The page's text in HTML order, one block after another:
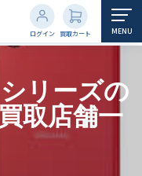
買取カート
ログイン MENU
リーズの
取店舗一